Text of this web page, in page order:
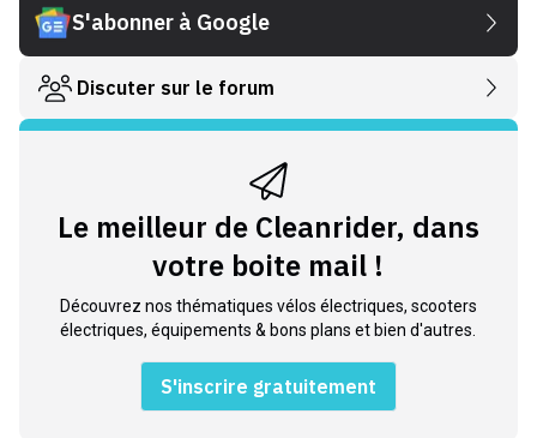
S'abonner à Google
Discuter sur le forum
Le meilleur de Cleanrider, dans
votre boite mail !
Découvrez nos thématiques vélos électriques, scooters
électriques, équipements & bons plans et bien d'autres.
S'inscrire gratuitement